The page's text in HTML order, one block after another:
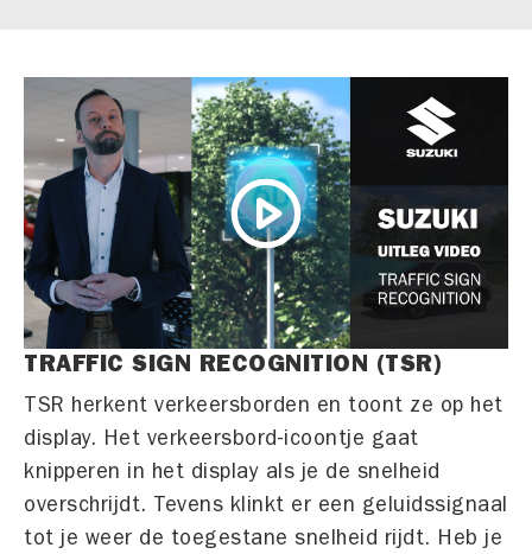
TRAFFIC SIGN RECOGNITION (TSR)
TSR herkent verkeersborden en toont ze op het
display. Het verkeersbord-icoontje gaat
knipperen in het display als je de snelheid
overschrijdt. Tevens klinkt er een geluidssignaal
tot je weer de toegestane snelheid rijdt. Heb je